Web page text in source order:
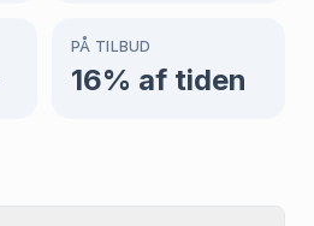
PÅ TILBUD
16% af tiden